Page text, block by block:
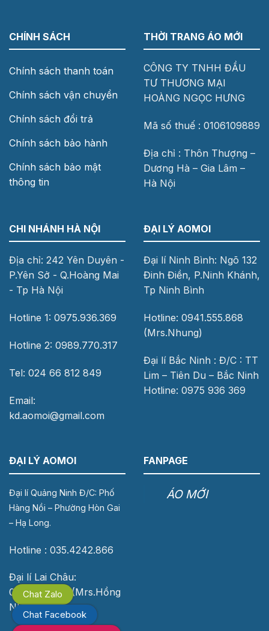
CHÍNH SÁCH
Chính sách thanh toán
Chính sách vận chuyển
Chính sách đổi trả
Chính sách bảo hành
Chính sách bảo mật
thông tin
THỜI TRANG ÁO MỚI
CÔNG TY TNHH ĐẦU
TƯ THƯƠNG MẠI
HOÀNG NGỌC HƯNG
Mã số thuế : 0106109889
Địa chỉ : Thôn Thượng –
Dương Hà – Gia Lâm –
Hà Nội
CHI NHÁNH HÀ NỘI
Địa chỉ: 242 Yên Duyên -
P.Yên Sở - Q.Hoàng Mai
- Tp Hà Nội
Hotline 1: 0975.936.369
Hotline 2: 0989.770.317
Tel: 024 66 812 849
Email:
kd.aomoi@gmail.com
ĐẠI LÝ AOMOI
Đại lí Ninh Bình: Ngõ 132
Đinh Điền, P.Ninh Khánh,
Tp Ninh Bình
Hotline: 0941.555.868
(Mrs.Nhung)
Đại lí Bắc Ninh : Đ/C : TT
Lim – Tiên Du – Bắc Ninh
Hotline: 0975 936 369
ĐẠI LÝ AOMOI
Đại lí Quảng Ninh Đ/C: Phố
Hàng Nồi – Phường Hòn Gai
– Hạ Long.
Hotline : 035.4242.866
Đại lí Lai Châu:
0976.118.683 (Mrs.Hồng
Nhung)
FANPAGE
ÁO MỚI
Chat Zalo
Chat Facebook